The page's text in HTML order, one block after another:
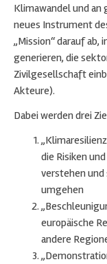
Klimawandel und an
neues Instrument
„Mission“ darauf ab,
generieren, die
Zivilgesellschaft
Akteure).
Dabei werden drei
die Risiken
verstehen und
umgehen
europäische
andere